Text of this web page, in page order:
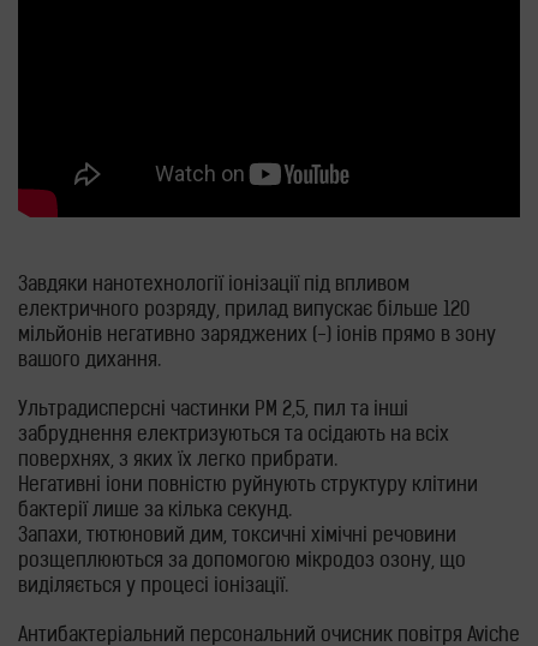
Завдяки нанотехнології іонізації під впливом
електричного розряду, прилад випускає більше 120
мільйонів негативно заряджених (-) іонів прямо в зону
вашого дихання.
Ультрадисперсні частинки PM 2,5, пил та інші
забруднення електризуються та осідають на всіх
поверхнях, з яких їх легко прибрати.
Негативні іони повністю руйнують структуру клітини
бактерії лише за кілька секунд.
Запахи, тютюновий дим, токсичні хімічні речовини
розщеплюються за допомогою мікродоз озону, що
виділяється у процесі іонізації.
Антибактеріальний персональний очисник повітря Aviche